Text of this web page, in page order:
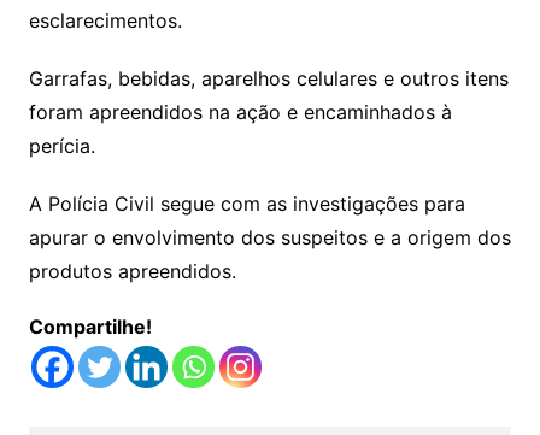
esclarecimentos.
Garrafas, bebidas, aparelhos celulares e outros itens
foram apreendidos na ação e encaminhados à
perícia.
A Polícia Civil segue com as investigações para
apurar o envolvimento dos suspeitos e a origem dos
produtos apreendidos.
Compartilhe!